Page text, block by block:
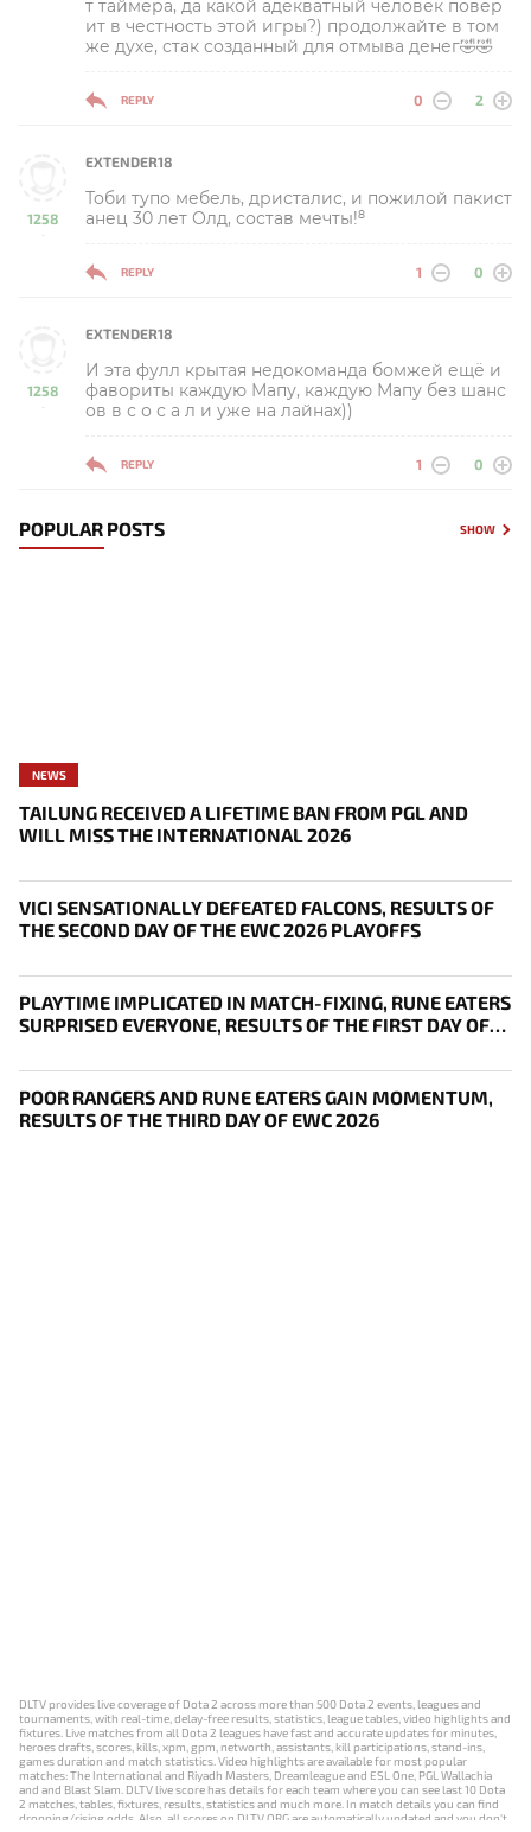
т таймера, да какой адекватный человек повер
ит в честность этой игры?) продолжайте в том
же духе, стак созданный для отмыва денег🤣🤣
REPLY 0 2
1258
-
EXTENDER18
Тоби тупо мебель, дристалис, и пожилой пакист
анец 30 лет Олд, состав мечты!⁸
REPLY 1 0
1258
-
EXTENDER18
И эта фулл крытая недокоманда бомжей ещё и
фавориты каждую Мапу, каждую Мапу без шанс
ов в с о с а л и уже на лайнах))
REPLY 1 0
POPULAR POSTS SHOW
NEWS
TAILUNG RECEIVED A LIFETIME BAN FROM PGL AND
WILL MISS THE INTERNATIONAL 2026
VICI SENSATIONALLY DEFEATED FALCONS, RESULTS OF
THE SECOND DAY OF THE EWC 2026 PLAYOFFS
PLAYTIME IMPLICATED IN MATCH-FIXING, RUNE EATERS
SURPRISED EVERYONE, RESULTS OF THE FIRST DAY OF
POOR RANGERS AND RUNE EATERS GAIN MOMENTUM,
RESULTS OF THE THIRD DAY OF EWC 2026
DLTV provides live coverage of Dota 2 across more than 500 Dota 2 events, leagues and
tournaments, with real-time, delay-free results, statistics, league tables, video highlights and
fixtures. Live matches from all Dota 2 leagues have fast and accurate updates for minutes,
heroes drafts, scores, kills, xpm, gpm, networth, assistants, kill participations, stand-ins,
games duration and match statistics. Video highlights are available for most popular
matches: The International and Riyadh Masters, Dreamleague and ESL One, PGL Wallachia
and and Blast Slam. DLTV live score has details for each team where you can see last 10 Dota
2 matches, tables, fixtures, results, statistics and much more. In match details you can find
dropping/rising odds. Also, all scores on DLTV.ORG are automatically updated and you don't